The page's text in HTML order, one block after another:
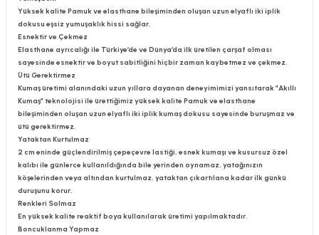
Yüksek kalite Pamuk ve elasthane bileşiminden oluşan uzun elyaflı iki iplik
dokusu eşsiz yumuşaklık hissi sağlar.
Esnektir ve Çekmez
Elasthane ayrıcalığı ile Türkiye’de ve Dünya’da ilk üretilen çarşaf olması
sayesinde esnektir ve boyut sabitliğini hiçbir zaman kaybetmez ve çekmez.
Ütü Gerektirmez
Kumaş üretimi alanındaki uzun yıllara dayanan deneyimimizi yansıtarak ”Akıllı
Kumaş” teknolojisi ile ürettiğimiz yüksek kalite Pamuk ve elasthane
bileşiminden oluşan uzun elyaflı iki iplik kumaş dokusu sayesinde buruşmaz ve
ütü gerektirmez.
Yataktan Kurtulmaz
2 cm eninde güçlendirilmiş çepeçevre lastiği, esnek kumaşı ve kusursuz özel
kalıbı ile günlerce kullanıldığında bile yerinden oynamaz, yatağınızın
köşelerinden veya altından kurtulmaz, yataktan çıkartılana kadar ilk günkü
duruşunu korur.
Renkleri Solmaz
En yüksek kalite reaktif boya kullanılarak üretimi yapılmaktadır.
Boncuklanma Yapmaz